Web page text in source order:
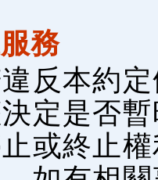
務
反本約
定是否
或終止